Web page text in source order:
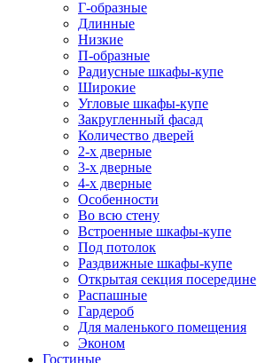
Г-образные
Длинные
Низкие
П-образные
Радиусные шкафы-купе
Широкие
Угловые шкафы-купе
Закругленный фасад
Количество дверей
2-х дверные
3-х дверные
4-х дверные
Особенности
Во всю стену
Встроенные шкафы-купе
Под потолок
Раздвижные шкафы-купе
Открытая секция посередине
Распашные
Гардероб
Для маленького помещения
Эконом
Гостиные